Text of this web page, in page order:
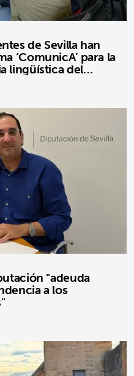
de Sevilla han
‘ComunicA’ para la
lingüística del
"adeuda
a los